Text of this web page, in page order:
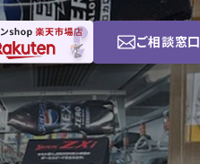
ご相談窓口